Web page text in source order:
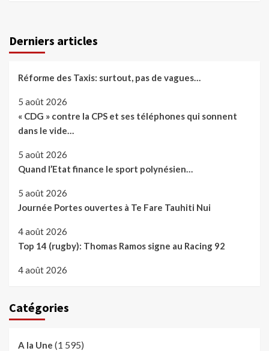
Derniers articles
Réforme des Taxis: surtout, pas de vagues…
5 août 2026
« CDG » contre la CPS et ses téléphones qui sonnent
dans le vide…
5 août 2026
Quand l’Etat finance le sport polynésien…
5 août 2026
Journée Portes ouvertes à Te Fare Tauhiti Nui
4 août 2026
Top 14 (rugby): Thomas Ramos signe au Racing 92
4 août 2026
Catégories
A la Une (1 595)